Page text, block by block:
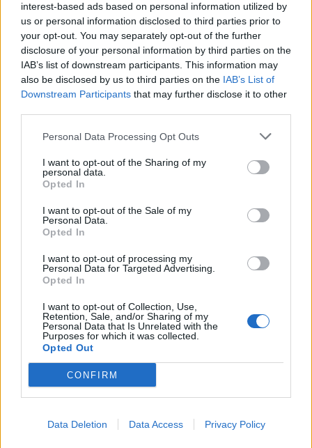
interest-based ads based on personal information utilized by
us or personal information disclosed to third parties prior to
your opt-out. You may separately opt-out of the further
disclosure of your personal information by third parties on the
IAB’s list of downstream participants. This information may
also be disclosed by us to third parties on the IAB’s List of
Downstream Participants that may further disclose it to other
Personal Data Processing Opt Outs
I want to opt-out of the Sharing of my
personal data.
Opted In
I want to opt-out of the Sale of my
Personal Data.
Opted In
I want to opt-out of processing my
Personal Data for Targeted Advertising.
Opted In
I want to opt-out of Collection, Use,
Retention, Sale, and/or Sharing of my
Personal Data that Is Unrelated with the
Purposes for which it was collected.
Opted Out
CONFIRM
Data Deletion Data Access Privacy Policy
Πρωινή